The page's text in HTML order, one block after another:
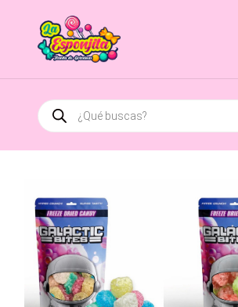
Búsqueda
de
productos
¡Oferta!